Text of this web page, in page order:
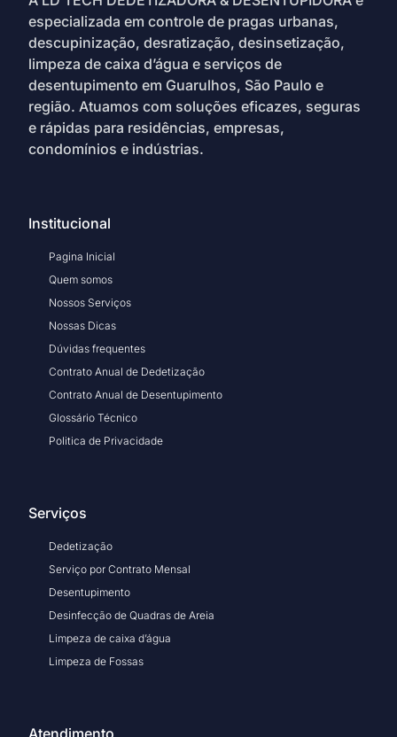
especializada em controle de pragas urbanas,
descupinização, desratização, desinsetização,
limpeza de caixa d’água e serviços de
desentupimento em Guarulhos, São Paulo e
região. Atuamos com soluções eficazes, seguras
e rápidas para residências, empresas,
condomínios e indústrias.
Institucional
Pagina Inicial
Quem somos
Nossos Serviços
Nossas Dicas
Dúvidas frequentes
Contrato Anual de Dedetização
Contrato Anual de Desentupimento
Glossário Técnico
Politica de Privacidade
Serviços
Dedetização
Serviço por Contrato Mensal
Desentupimento
Desinfecção de Quadras de Areia
Limpeza de caixa d’água
Limpeza de Fossas
Atendimento